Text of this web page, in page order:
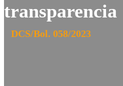
transparencia
DCS/Bol. 058/2023